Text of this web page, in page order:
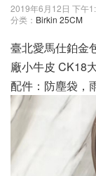
2019年6月12日 下午
分类： Birkin 25CM
臺北愛馬仕鉑金
廠小牛皮 CK18
配件：防塵袋，